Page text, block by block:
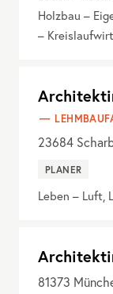
Holzbau –
–
23684
PLANER
Leben – Luft,
81373